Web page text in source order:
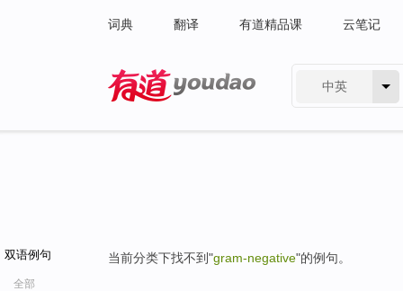
词典 翻译 有道精品课 云笔记
中英
双语例句
全部
当前分类下找不到"gram-negative"的例句。